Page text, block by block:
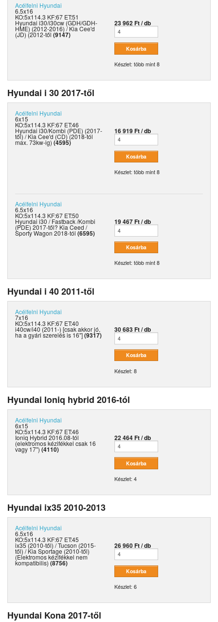
Acélfelni Hyundai
6.5x16
KO:5x114.3 KF:67 ET:51
Hyundai i30/i30cw (GDH/GDH-
HME) (2012-2016) / Kia Cee'd
(JD) (2012-től (9147)
23 962 Ft / db
Készlet: több mint 8
Hyundai i 30 2017-től
Acélfelni Hyundai
6x15
KO:5x114.3 KF:67 ET:46
Hyundai i30/Kombi (PDE) (2017-
től) / Kia Cee'd (CD) (2018-tól
max. 73kw-ig) (4595)
16 919 Ft / db
Készlet: több mint 8
Acélfelni Hyundai
6.5x16
KO:5x114.3 KF:67 ET:50
Hyundai i30 / Fastback /Kombi
(PDE) 2017-től? Kia Ceed /
Sporty Wagon 2018-tól (6595)
19 467 Ft / db
Készlet: több mint 8
Hyundai i 40 2011-től
Acélfelni Hyundai
7x16
KO:5x114.3 KF:67 ET:40
i40cw/i40 (2011-) [csak akkor jó,
ha a gyári szerelés is 16"](9317)
30 683 Ft / db
Készlet: 8
Hyundai Ioniq hybrid 2016-tól
Acélfelni Hyundai
6x15
KO:5x114.3 KF:67 ET:46
Ioniq Hybrid 2016.08-tól
(elektromos kézifékkel csak 16
vagy 17") (4110)
22 464 Ft / db
Készlet: 4
Hyundai ix35 2010-2013
Acélfelni Hyundai
6.5x16
KO:5x114.3 KF:67 ET:45
ix35 (2010-től) / Tucson (2015-
től) / Kia Sportage (2010-től)
(Elektromos kézifékkel nem
kompatibilis) (8756)
26 960 Ft / db
Készlet: 6
Hyundai Kona 2017-től